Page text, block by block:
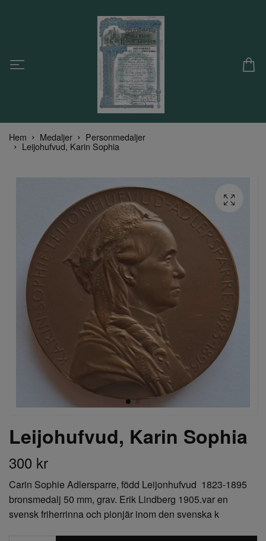
Hem Medaljer Personmedaljer
Leijohufvud, Karin Sophia
Leijohufvud, Karin Sophia
300 kr
Carin Sophie Adlersparre, född Leijonhufvud 1823-1895
bronsmedalj 50 mm, grav. Erik Lindberg 1905.var en
svensk friherrinna och pionjär inom den svenska k